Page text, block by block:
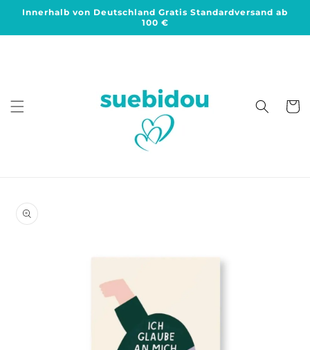
zum
Innerhalb von Deutschland Gratis Standardversand ab
100 €